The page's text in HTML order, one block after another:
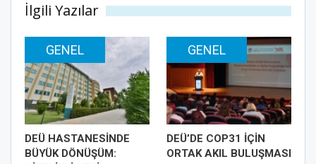
İlgili Yazılar
GENEL
DEÜ HASTANESİNDE
BÜYÜK DÖNÜŞÜM:
GENEL
DEÜ’DE COP31 İÇİN
ORTAK AKIL BULUŞMASI